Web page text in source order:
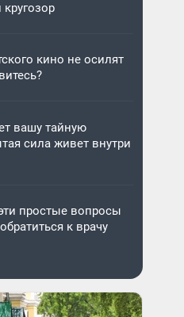
кругозор
кино не осилят
вашу тайную
сила живет внутри
простые вопросы
к врачу